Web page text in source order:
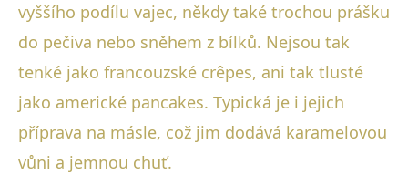
vyššího podílu vajec, někdy také trochou prášku
do pečiva nebo sněhem z bílků. Nejsou tak
tenké jako francouzské crêpes, ani tak tlusté
jako americké pancakes. Typická je i jejich
příprava na másle, což jim dodává karamelovou
vůni a jemnou chuť.